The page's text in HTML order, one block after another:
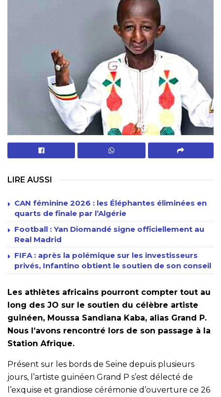
LIRE AUSSI
CAN féminine 2026 : les Éléphantes éliminées en
quarts de finale par l’Algérie
Football : Yan Diomandé signe officiellement au
Real Madrid
FIFA : après la polémique sur les investisseurs
privés, Infantino obtient le soutien de son conseil
Les athlètes africains pourront compter tout au
long des JO sur le soutien du célèbre artiste
guinéen, Moussa Sandiana Kaba, alias Grand P.
Nous l’avons rencontré lors de son passage à la
Station Afrique.
Présent sur les bords de Seine depuis plusieurs
jours, l’artiste guinéen Grand P s’est délecté de
l’exquise et grandiose cérémonie d’ouverture ce 26